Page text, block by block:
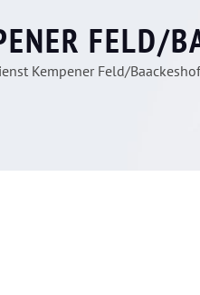
FELD/
Kempener Feld/Baackeshof